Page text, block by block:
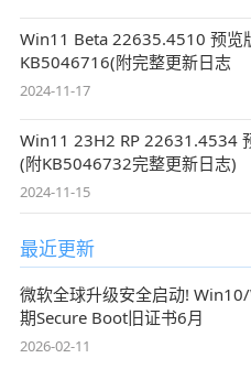
Win11 Beta 22635.4510 预览
KB5046716(附完整更新日志
2024-11-17
Win11 23H2 RP 22631.4534
(附KB5046732完整更新日志)
2024-11-15
最近更新
微软全球升级安全启动!
期Secure Boot旧证书6月
2026-02-11